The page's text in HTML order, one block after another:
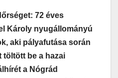
72 éves
Károly nyugállományú
aki pályafutása során
töltött be a hazai
a Nógrád